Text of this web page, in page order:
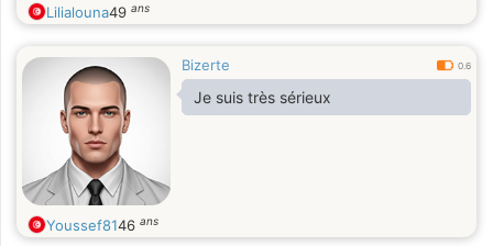
Lilialouna49 ans
Bizerte 0.6
Je suis très sérieux
Youssef8146 ans